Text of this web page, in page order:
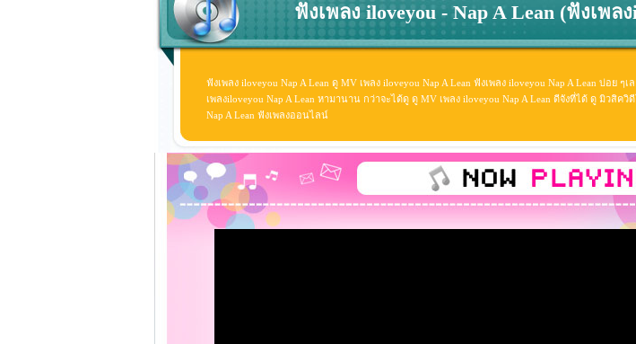
ฟังเพลง iloveyou - Nap A Lean (ฟังเพล
ฟังเพลง iloveyou Nap A Lean ดู MV เพลง iloveyou Nap A Lean ฟังเพลง iloveyou Nap A Lean บ่อย ๆเ
เพลงiloveyou Nap A Lean หามานาน กว่าจะได้ดู ดู MV เพลง iloveyou Nap A Lean ดีจังที่ได้ ดู มิวสิควิ
Nap A Lean ฟังเพลงออนไลน์